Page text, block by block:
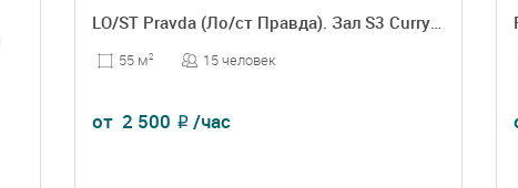
LO/ST Pravda (Ло/ст Правда). Зал S3 Curry (С3 Карри)
55 м2 15 человек
от 2 500 ₽ /час